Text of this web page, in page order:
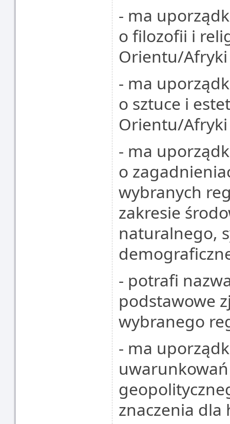
- ma
o filozofii i
Orientu/Afryki
- ma
o sztuce i
Orientu/Afryki
- ma
o
wybranych
zakresie
naturalnego,
- potrafi
podstawowe
wybranego
- ma
znaczenia dla